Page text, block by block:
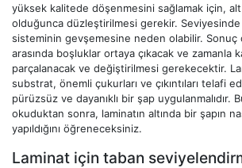
yüksek kalitede döşenmesini sağlamak için,
olduğunca düzleştirilmesi gerekir.
sisteminin gevşemesine neden olabilir. Sonuç
arasında boşluklar ortaya çıkacak ve zamanla
parçalanacak ve değiştirilmesi gerekecektir.
substrat, önemli çukurları ve çıkıntıları telafi
pürüzsüz ve dayanıklı bir şap uygulanmalıdır.
okuduktan sonra, laminatın altında bir şapın
yapıldığını öğreneceksiniz.
Laminat için taban